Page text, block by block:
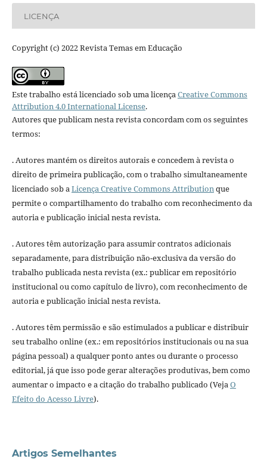
LICENÇA
Copyright (c) 2022 Revista Temas em Educação
Este trabalho está licenciado sob uma licençaCreative Commons
Attribution 4.0 International License.
Autores que publicam nesta revista concordam com os seguintes
termos:
. Autores mantém os direitos autorais e concedem à revista o
direito de primeira publicação, com o trabalho simultaneamente
licenciado sob aLicença Creative Commons Attributionque
permite o compartilhamento do trabalho com reconhecimento da
autoria e publicação inicial nesta revista.
. Autores têm autorização para assumir contratos adicionais
separadamente, para distribuição não-exclusiva da versão do
trabalho publicada nesta revista (ex.: publicar em repositório
institucional ou como capítulo de livro), com reconhecimento de
autoria e publicação inicial nesta revista.
. Autores têm permissão e são estimulados a publicar e distribuir
seu trabalho online (ex.: em repositórios institucionais ou na sua
página pessoal) a qualquer ponto antes ou durante o processo
editorial, já que isso pode gerar alterações produtivas, bem como
aumentar o impacto e a citação do trabalho publicado (VejaO
Efeito do Acesso Livre).
Artigos Semelhantes